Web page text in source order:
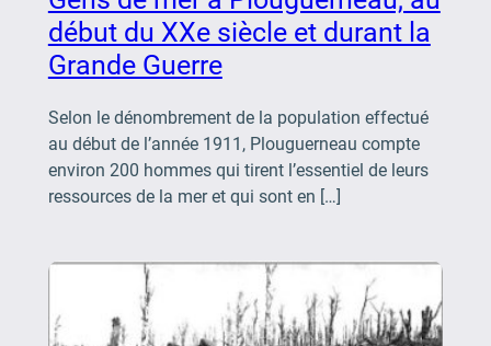
début du XXe siècle et durant la
Grande Guerre
Selon le dénombrement de la population effectué
au début de l’année 1911, Plouguerneau compte
environ 200 hommes qui tirent l’essentiel de leurs
ressources de la mer et qui sont en […]